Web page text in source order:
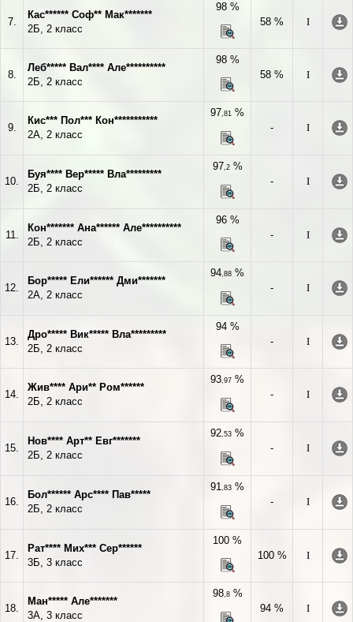
7.
Кас****** Соф** Мак*******
2Б, 2 класс
98 %
58 %
I
8.
Леб***** Вал**** Але**********
2Б, 2 класс
98 %
58 %
I
9.
Кис*** Пол*** Кон***********
2А, 2 класс
97,81 %
-
I
10.
Буя**** Вер***** Вла*********
2Б, 2 класс
97,2%
-
I
11.
Кон******* Ана****** Але**********
2Б, 2 класс
96 %
-
I
12.
Бор***** Ели****** Дми*******
2А, 2 класс
94,88 %
-
I
13.
Дро***** Вик***** Вла*********
2Б, 2 класс
94 %
-
I
14.
Жив**** Ари** Ром******
2Б, 2 класс
93,97 %
-
I
15.
Нов**** Арт** Евг*******
2Б, 2 класс
92,53 %
-
I
16.
Бол****** Арс**** Пав*****
2Б, 2 класс
91,83 %
-
I
17.
Рат**** Мих*** Сер******
3Б, 3 класс
100 %
100 %
I
18.
Ман***** Але*******
3А, 3 класс
98,8%
94 %
I